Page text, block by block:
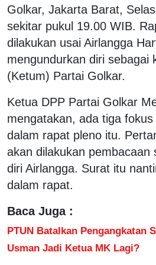
Golkar, Jakarta Barat,
sekitar pukul 19.00 WIB.
dilakukan usai Airlangga
mengundurkan diri sebagai
(Ketum) Partai Golkar.
Ketua DPP Partai Golkar
mengatakan, ada tiga
dalam rapat pleno itu.
akan dilakukan pembacaan
diri Airlangga. Surat itu
dalam rapat.
Baca Juga :
PTUN Batalkan Pengangkatan
Usman Jadi Ketua MK Lagi?